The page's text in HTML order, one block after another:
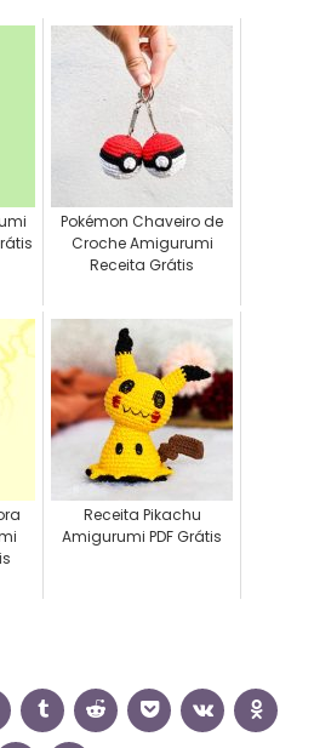
Pokémon Chaveiro de
Croche Amigurumi
Receita Grátis
Receita Pikachu
Amigurumi PDF Grátis